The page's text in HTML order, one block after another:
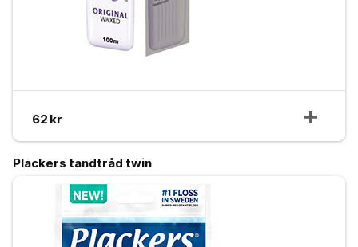
62 kr
Plackers tandtråd twin